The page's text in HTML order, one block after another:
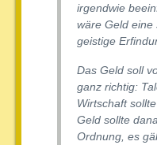
irgendwie
wäre Geld eine
geistige
Das Geld soll
ganz richtig:
Wirtschaft
Geld sollte
Ordnung, es